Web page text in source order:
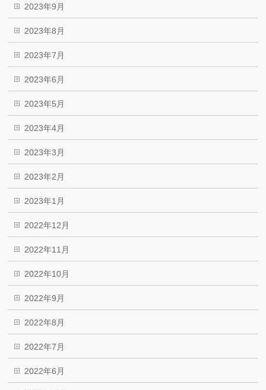
2023年9月
2023年8月
2023年7月
2023年6月
2023年5月
2023年4月
2023年3月
2023年2月
2023年1月
2022年12月
2022年11月
2022年10月
2022年9月
2022年8月
2022年7月
2022年6月